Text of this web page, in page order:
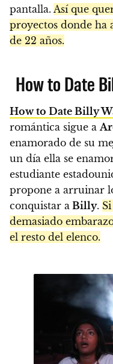
pantalla. Así que
proyectos donde ha
de 22 años.
How to Date
How to Date Billy
romántica sigue a
enamorado de su
un día ella se
estudiante
propone a arruinar
conquistar a Billy.
demasiado
el resto del elenco.